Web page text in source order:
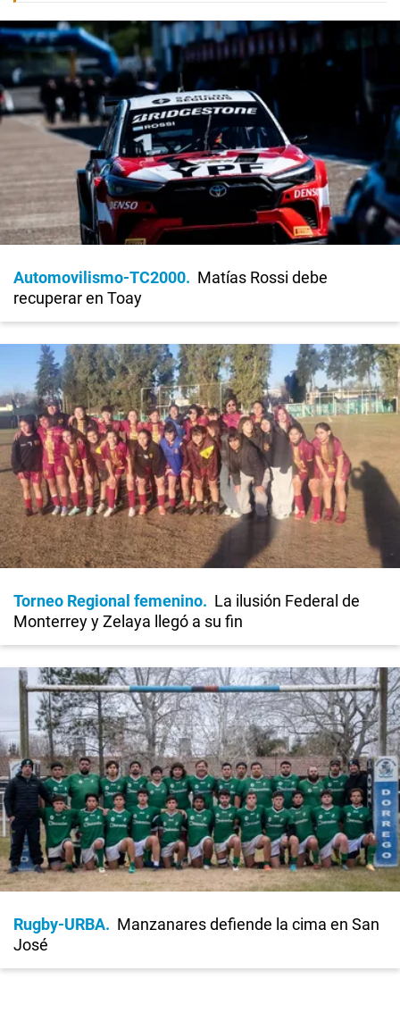
Automovilismo-TC2000
Matías Rossi debe
recuperar en Toay
Torneo Regional femenino
La ilusión Federal de
Monterrey y Zelaya llegó a su fin
Rugby-URBA
Manzanares defiende la cima en San
José